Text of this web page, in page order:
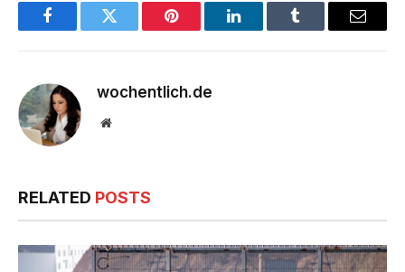
FacebookTwitter Pinterest LinkedInTumblr Email
wochentlich.de
Website
RELATED POSTS